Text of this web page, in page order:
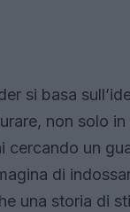
si basa
non solo
cercando un
di
una storia di